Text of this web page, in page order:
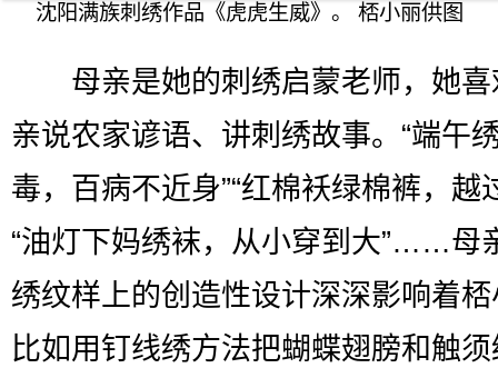
沈阳满族刺绣作品《虎虎生威》。 桮小丽供图
母亲是她的刺绣启蒙老师，她喜
亲说农家谚语、讲刺绣故事。“端午
毒，百病不近身”“红棉袄绿棉裤，越
“油灯下妈绣袜，从小穿到大”……母
绣纹样上的创造性设计深深影响着
比如用钉线绣方法把蝴蝶翅膀和触